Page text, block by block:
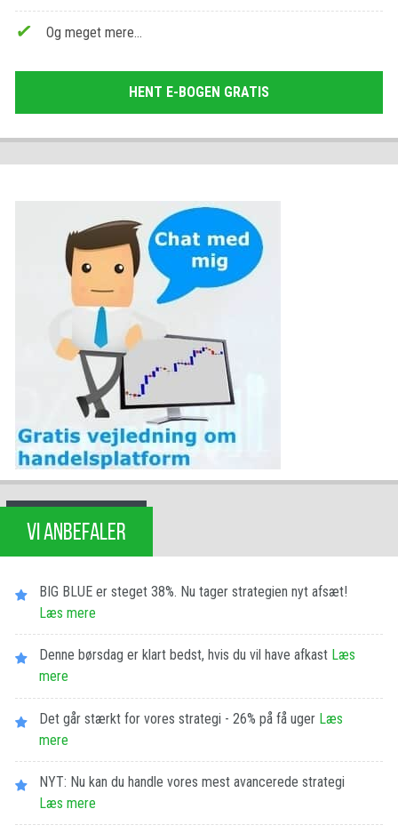
Og meget mere…
HENT E-BOGEN GRATIS
VI ANBEFALER
BIG BLUE er steget 38%. Nu tager strategien nyt afsæt!
Læs mere
Denne børsdag er klart bedst, hvis du vil have afkast Læs
mere
Det går stærkt for vores strategi - 26% på få uger Læs
mere
NYT: Nu kan du handle vores mest avancerede strategi
Læs mere